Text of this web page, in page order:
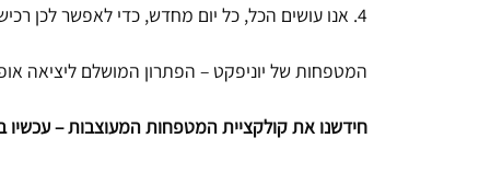
4. אנו עושים הכל, כל יום מחדש, כדי לאפשר לכן רכישה נוחה מתוך מגוון רחב ויצירתי של מטפחות איכותיות.
המטפחות של יוניפקט – הפתרון המושלם ליציאה
חידשנו את קולקציית המטפחות המעוצבות – עכשיו